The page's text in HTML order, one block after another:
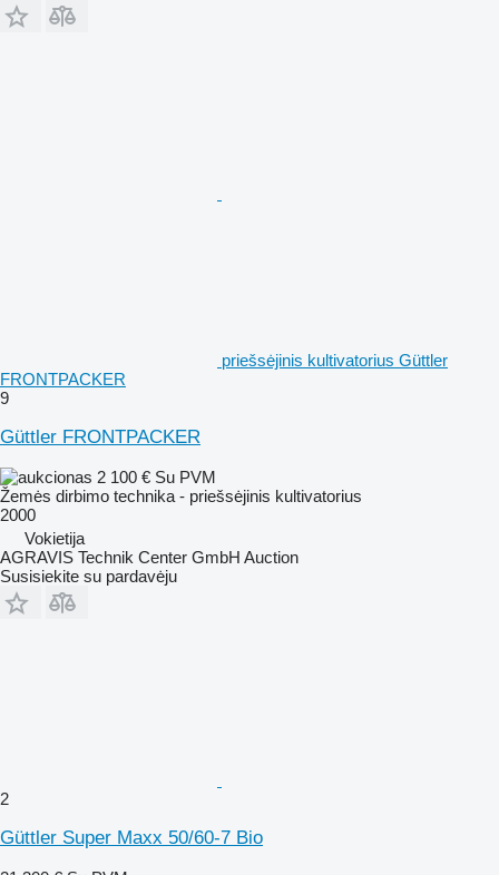
priešsėjinis kultivatorius Güttler
FRONTPACKER
9
Güttler FRONTPACKER
2 100 € Su PVM
Žemės dirbimo technika - priešsėjinis kultivatorius
2000
Vokietija
AGRAVIS Technik Center GmbH Auction
Susisiekite su pardavėju
2
Güttler Super Maxx 50/60-7 Bio